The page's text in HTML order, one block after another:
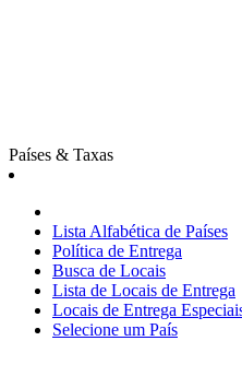
Países & Taxas
Lista Alfabética de Países
Política de Entrega
Busca de Locais
Lista de Locais de Entrega
Locais de Entrega
Selecione um País